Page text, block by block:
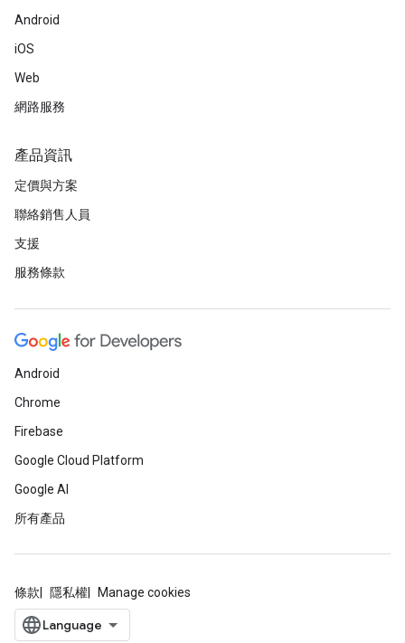
Android
iOS
Web
網路服務
產品資訊
定價與方案
聯絡銷售人員
支援
服務條款
Android
Chrome
Firebase
Google Cloud Platform
Google AI
所有產品
條款 隱私權 Manage cookies